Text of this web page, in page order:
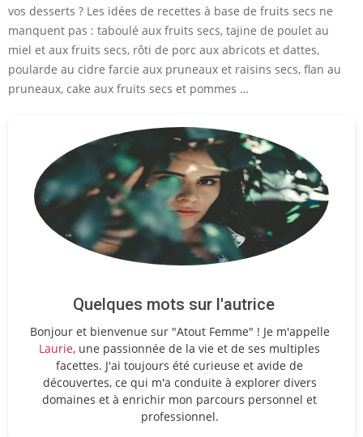
vos desserts ? Les idées de recettes à base de fruits secs ne
manquent pas : taboulé aux fruits secs, tajine de poulet au
miel et aux fruits secs, rôti de porc aux abricots et dattes,
poularde au cidre farcie aux pruneaux et raisins secs, flan au
pruneaux, cake aux fruits secs et pommes …
Quelques mots sur l'autrice
Bonjour et bienvenue sur "Atout Femme" ! Je m'appelle
Laurie, une passionnée de la vie et de ses multiples
facettes. J'ai toujours été curieuse et avide de
découvertes, ce qui m'a conduite à explorer divers
domaines et à enrichir mon parcours personnel et
professionnel.